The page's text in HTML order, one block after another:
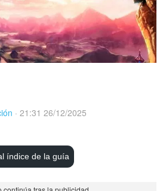
· 21:31 26/12/2025
índice de la guía